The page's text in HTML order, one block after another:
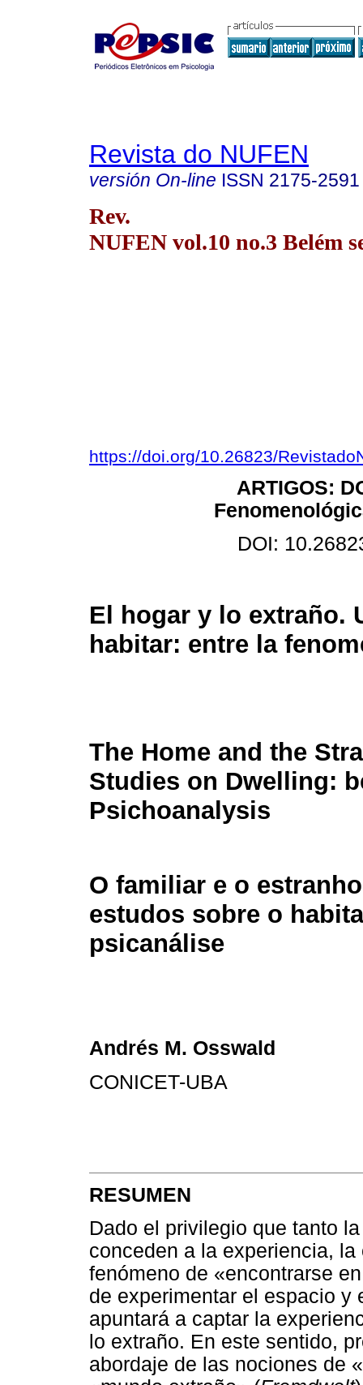
Revista do NUFEN
versión On-line ISSN 2175-2591
Rev.
NUFEN vol.10 no.3 Belém
https://doi.org/10.26823/
ARTIGOS:
DOI:
El hogar y lo extraño.
habitar: entre la
The Home and the
Studies on Dwelling:
Psichoanalysis
O familiar e o
estudos sobre o
psicanálise
Andrés M. Osswald
CONICET-UBA
RESUMEN
Dado el privilegio que tanto
conceden a la experiencia,
fenómeno de «encontrarse
de experimentar el espacio y
apuntará a captar la
lo extraño. En este sentido,
abordaje de las nociones de